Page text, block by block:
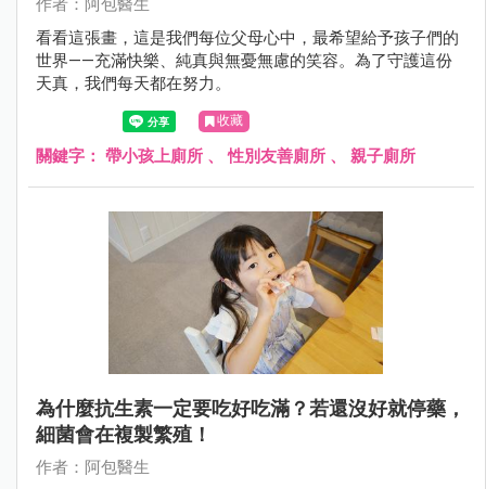
作者：阿包醫生
看看這張畫，這是我們每位父母心中，最希望給予孩子們的
世界——充滿快樂、純真與無憂無慮的笑容。為了守護這份
天真，我們每天都在努力。
收藏
關鍵字： 帶小孩上廁所 、性別友善廁所 、 親子廁所
為什麼抗生素一定要吃好吃滿？若還沒好就停藥，
細菌會在複製繁殖！
作者：阿包醫生